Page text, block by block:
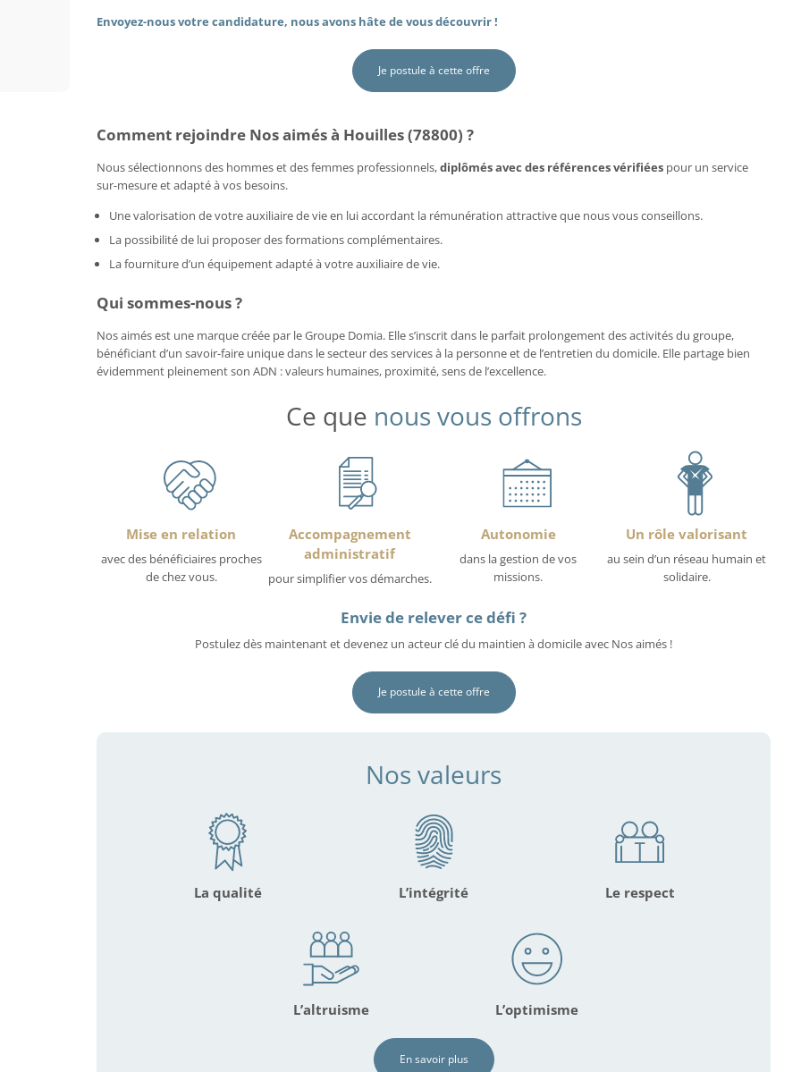
Envoyez-nous votre candidature, nous avons hâte de vous découvrir !
Je postule à cette offre
Comment rejoindre Nos aimés à Houilles (78800) ?
Nous sélectionnons des hommes et des femmes professionnels,diplômés avec des références vérifiées pour un service
sur-mesure et adapté à vos besoins.
Une valorisation de votre auxiliaire de vie en lui accordant la rémunération attractive que nous vous conseillons.
La possibilité de lui proposer des formations complémentaires.
La fourniture d’un équipement adapté à votre auxiliaire de vie.
Qui sommes-nous ?
Nos aimés est une marque créée par le Groupe Domia. Elle s’inscrit dans le parfait prolongement des activités du groupe,
bénéficiant d’un savoir-faire unique dans le secteur des services à la personne et de l’entretien du domicile. Elle partage bien
évidemment pleinement son ADN : valeurs humaines, proximité, sens de l’excellence.
Ce que nous vous offrons
Mise en relation
avec des bénéficiaires proches
de chez vous.
Accompagnement
administratif
pour simplifier vos démarches.
Autonomie
dans la gestion de vos
missions.
Un rôle valorisant
au sein d’un réseau humain et
solidaire.
Envie de relever ce défi ?
Postulez dès maintenant et devenez un acteur clé du maintien à domicile avec Nos aimés !
Je postule à cette offre
Nos valeurs
La qualité L’intégrité Le respect
L’altruisme L’optimisme
En savoir plus